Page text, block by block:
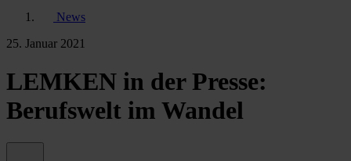
News
25. Januar 2021
LEMKEN in der Presse:
Berufswelt im Wandel